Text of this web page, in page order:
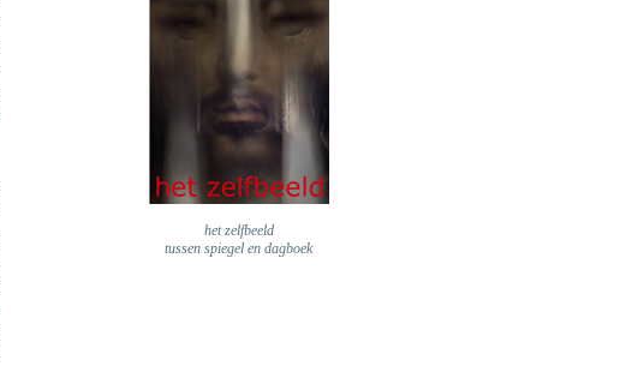
het zelfbeeld
tussen spiegel en dagboek